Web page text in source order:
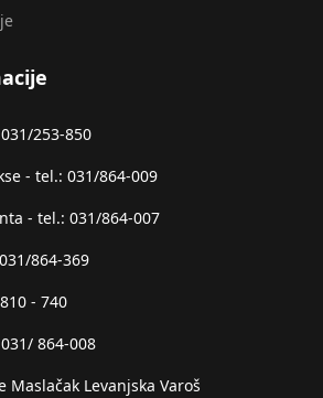
253-850
- tel.: 031/864-009
- tel.: 031/864-007
864-369
- 740
864-008
Maslačak Levanjska Varoš